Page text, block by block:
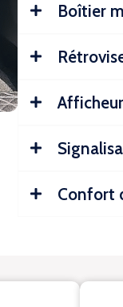
Boîtier
Confort